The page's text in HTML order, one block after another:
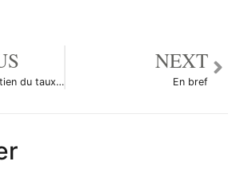
Flash Info : Maintien du taux de la Fed à 0%
NEXT
En bref